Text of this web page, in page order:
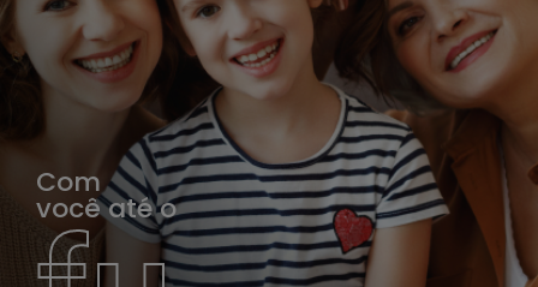
Com
você até o